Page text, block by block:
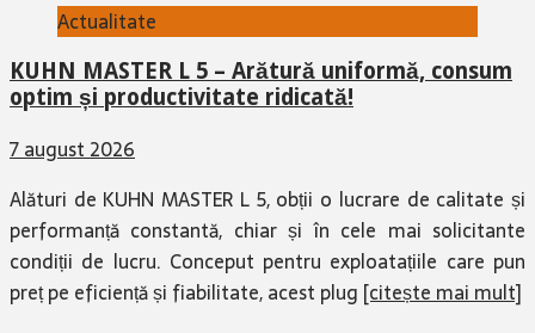
Actualitate
KUHN MASTER L 5 – Arătură uniformă, consum
optim și productivitate ridicată!
7 august 2026
Alături de KUHN MASTER L 5, obții o lucrare de calitate și
performanță constantă, chiar și în cele mai solicitante
condiții de lucru. Conceput pentru exploatațiile care pun
preț pe eficiență și fiabilitate, acest plug [citește mai mult]